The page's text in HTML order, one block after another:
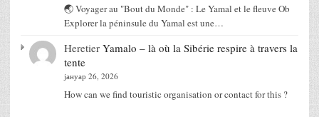
🌏 Voyager au "Bout du Monde" : Le Yamal et le fleuve Ob
Explorer la péninsule du Yamal est une…
Heretier Yamalo – là où la Sibérie respire à travers la
tente
јануар 26, 2026
How can we find touristic organisation or contact for this ?